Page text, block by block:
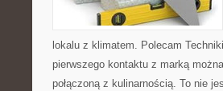
lokalu z klimatem. Polecam
pierwszego kontaktu z marką
połączoną z kulinarnością. To nie